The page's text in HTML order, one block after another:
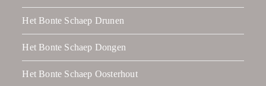
Het Bonte Schaep Drunen
Het Bonte Schaep Dongen
Het Bonte Schaep Oosterhout